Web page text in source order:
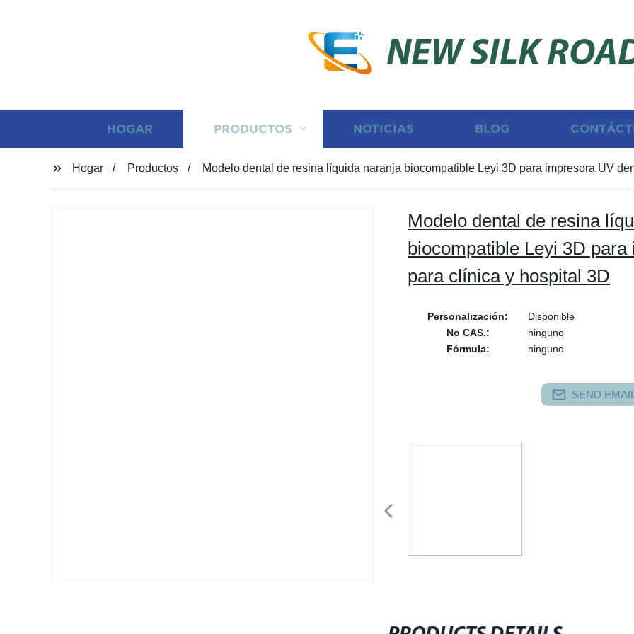
NEW SILK
HOGAR PRODUCTOS NOTICIAS BLOG
Hogar Productos Modelo dental de resina líquida naranja biocompatible Leyi 3D para impresora UV
Modelo dental de resina
biocompatible Leyi 3D
para clínica y hospital 3D
Personalización:
Disponible
No CAS.:
ninguno
Fórmula:
ninguno
SEND